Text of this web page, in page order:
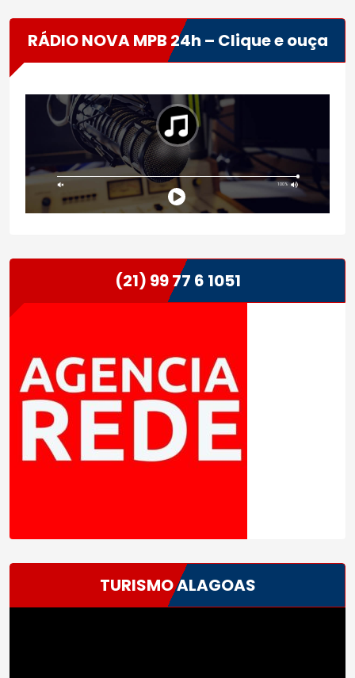
RÁDIO NOVA MPB 24h – Clique e ouça
(21) 99 77 6 1051
TURISMO ALAGOAS